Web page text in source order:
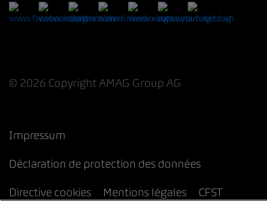
© 2026 Copyright AMAG Group AG
Impressum
Déclaration de protection des données
Directive cookies Mentions légales CFST